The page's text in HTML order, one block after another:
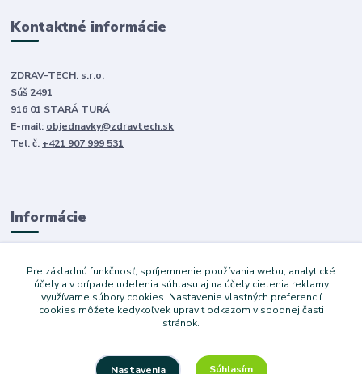
Kontaktné informácie
ZDRAV-TECH. s.r.o.
Súš 2491
916 01 STARÁ TURÁ
E-mail: objednavky@zdravtech.sk
Tel. č. +421 907 999 531
Informácie
O nás
Obchodné podmienky
Ochrana súkromia
Služby
Pre základnú funkčnosť, spríjemnenie používania webu, analytické
účely a v prípade udelenia súhlasu aj na účely cielenia reklamy
využívame súbory cookies. Nastavenie vlastných preferencií
cookies môžete kedykoľvek upraviť odkazom v spodnej časti
stránok.
Nastavenia Súhlasím